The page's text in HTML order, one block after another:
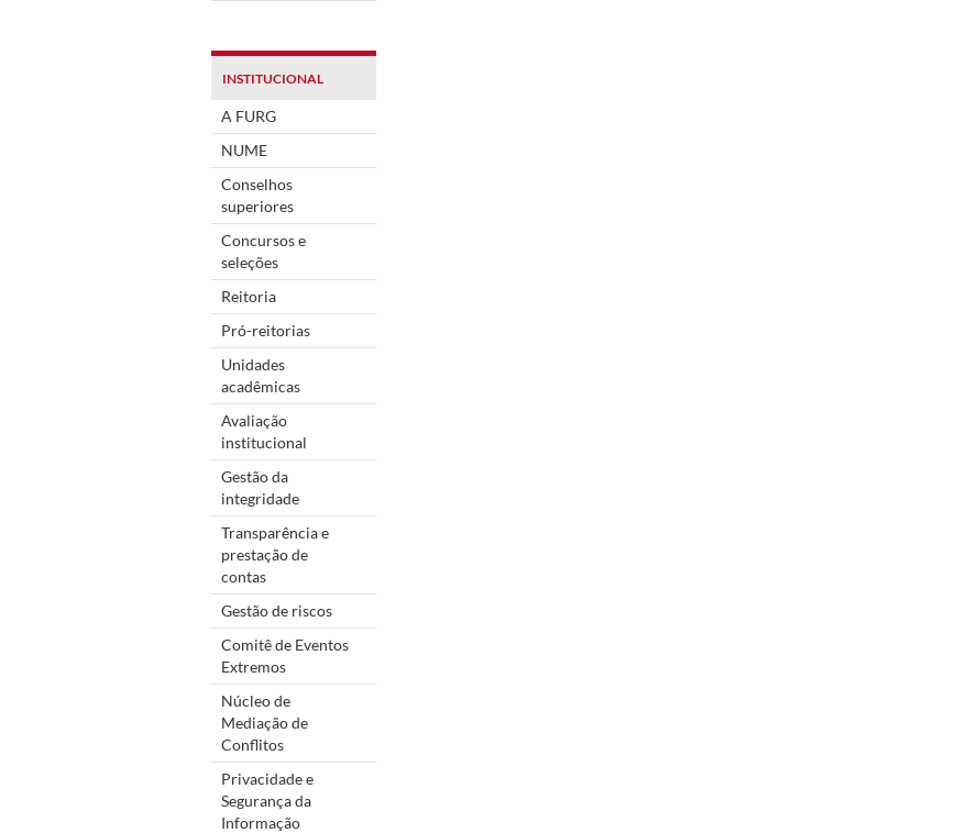
INSTITUCIONAL
A FURG
NUME
Conselhos
superiores
Concursos e
seleções
Reitoria
Pró-reitorias
Unidades
acadêmicas
Avaliação
institucional
Gestão da
integridade
Transparência e
prestação de
contas
Gestão de riscos
Comitê de Eventos
Extremos
Núcleo de
Mediação de
Conflitos
Privacidade e
Segurança da
Informação